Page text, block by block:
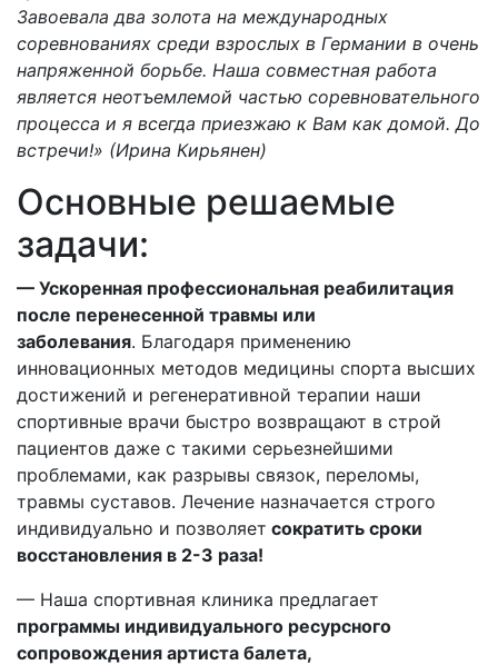
Завоевала два золота на международных
соревнованиях среди взрослых в Германии в очень
напряженной борьбе. Наша совместная работа
является неотъемлемой частью соревновательного
процесса и я всегда приезжаю к Вам как домой. До
встречи!» (Ирина Кирьянен)
Основные решаемые
задачи:
— Ускоренная профессиональная реабилитация
после перенесенной травмы или
заболевания. Благодаря применению
инновационных методов медицины спорта высших
достижений и регенеративной терапии наши
спортивные врачи быстро возвращают в строй
пациентов даже с такими серьезнейшими
проблемами, как разрывы связок, переломы,
травмы суставов. Лечение назначается строго
индивидуально и позволяет сократить сроки
восстановления в 2-3 раза!
— Наша спортивная клиника предлагает
программы индивидуального ресурсного
сопровождения артиста балета,